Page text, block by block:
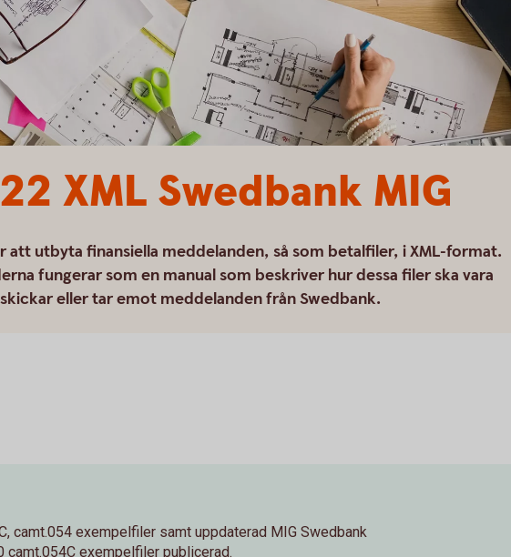
XML Swedbank MIG
att utbyta finansiella meddelanden, så som betalfiler, i XML-format.
fungerar som en manual som beskriver hur dessa filer ska vara
eller tar emot meddelanden från Swedbank.
camt.054 exempelfiler samt uppdaterad MIG Swedbank
camt.054C exempelfiler publicerad.